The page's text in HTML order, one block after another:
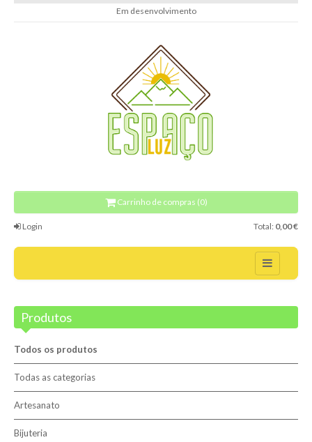
Em desenvolvimento
Carrinho de compras (0)
Login Total: 0,00 €
Blog
Promoções
Novidades
Terapias
Contactos
Produtos
Todos os produtos
Todas as categorias
Artesanato
Bijuteria